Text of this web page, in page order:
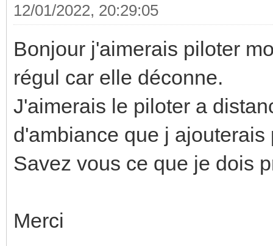
12/01/2022, 20:29:05
Bonjour j'aimerais piloter
régul car elle déconne.
J'aimerais le piloter a
d'ambiance que j
Savez vous ce que je dois
Merci